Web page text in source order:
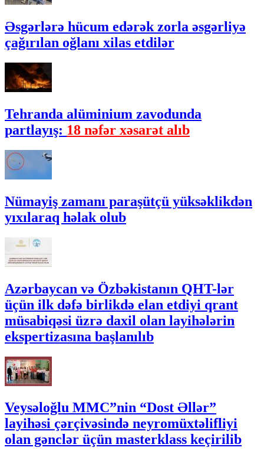
Əsgərlərə hücum edərək zorla əsgərliyə
çağırılan oğlanı xilas etdilər
Tehranda alüminium zavodunda
partlayış: 18 nəfər xəsarət alıb
Nümayiş zamanı paraşütçü yüksəklikdən
yıxılaraq həlak olub
Azərbaycan və Özbəkistanın QHT-lər
üçün ilk dəfə birlikdə elan etdiyi qrant
müsabiqəsi üzrə daxil olan layihələrin
ekspertizasına başlanılıb
Veysəloğlu MMC”nin “Dost Əllər”
layihəsi çərçivəsində neyromüxtəlifliyi
olan gənclər üçün masterklass keçirilib